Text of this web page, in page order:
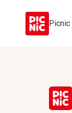
Picnic